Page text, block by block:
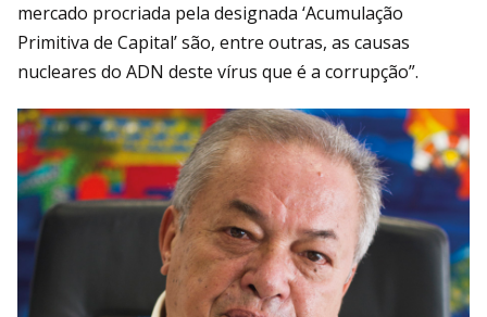
mercado procriada pela designada ‘Acumulação
Primitiva de Capital’ são, entre outras, as causas
nucleares do ADN deste vírus que é a corrupção”.